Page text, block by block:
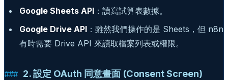
Google Sheets API：讀寫試算表數據。
Google Drive API：雖然我們操作的是 Sheets，但 n8n
有時需要 Drive API 來讀取檔案列表或權限。
2. 設定 OAuth 同意畫面 (Consent Screen)